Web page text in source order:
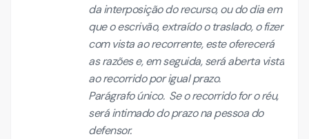
da interposição do recurso, ou do dia em
que o escrivão, extraído o traslado, o fizer
com vista ao recorrente, este oferecerá
as razões e, em seguida, será aberta vista
ao recorrido por igual prazo.
Parágrafo único. Se o recorrido for o réu,
será intimado do prazo na pessoa do
defensor.